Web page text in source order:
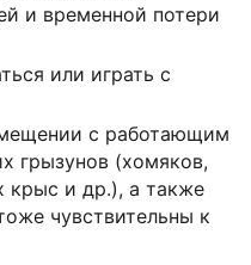
и временной потери
или играть с
с работающим
грызунов (хомяков,
крыс и др.), а также
чувствительны к